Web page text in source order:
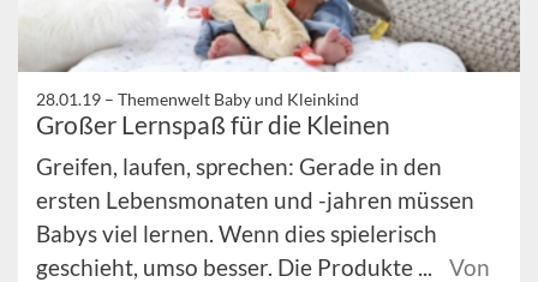
28.01.19 – Themenwelt Baby und Kleinkind
Großer Lernspaß für die Kleinen
Greifen, laufen, sprechen: Gerade in den
ersten Lebensmonaten und -jahren müssen
Babys viel lernen. Wenn dies spielerisch
geschieht, umso besser. Die Produkte ...
Von